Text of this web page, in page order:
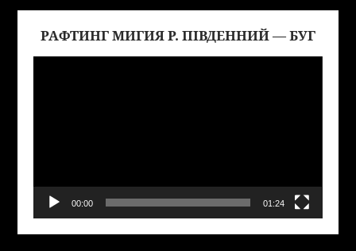
РАФТИНГ МИГИЯ Р. ПІВДЕННИЙ — БУГ
00:00 01:24